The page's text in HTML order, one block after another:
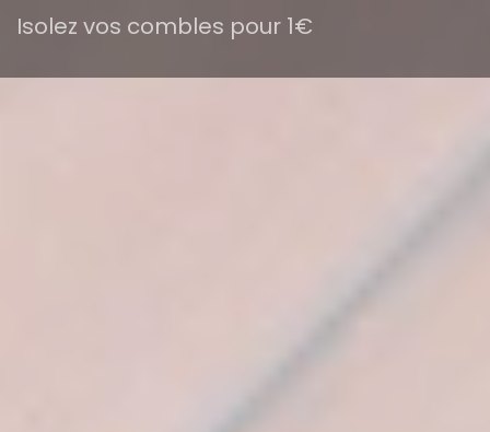
Isolez vos combles pour 1€